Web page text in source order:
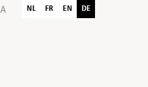
NL FR EN DE